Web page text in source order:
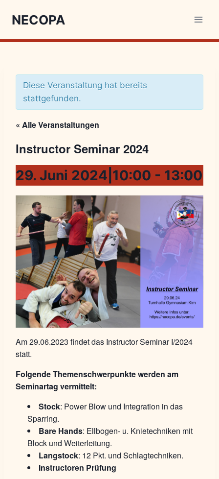
NECOPA
Diese Veranstaltung hat bereits
stattgefunden.
« Alle Veranstaltungen
Instructor Seminar 2024
29. Juni 2024|10:00 - 13:00
Am 29.06.2023 findet das Instructor Seminar I/2024
statt.
Folgende Themenschwerpunkte werden am
Seminartag vermittelt:
Stock: Power Blow und Integration in das
Sparring.
Bare Hands: Ellbogen- u. Knietechniken mit
Block und Weiterleitung.
Langstock: 12 Pkt. und Schlagtechniken.
Instructoren Prüfung